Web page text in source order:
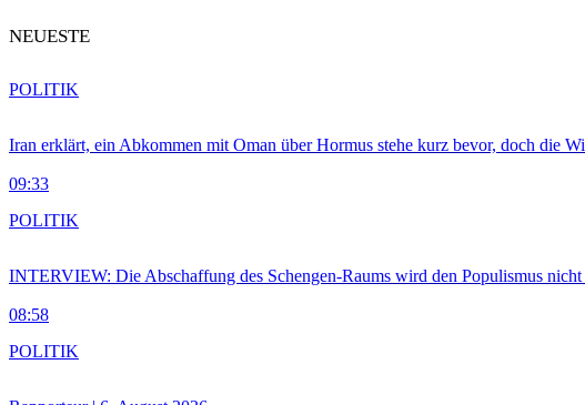
NEUESTE
Iran erklärt, ein Abkommen mit Oman über Hormus stehe kurz bevor, doch die
09:33
POLITIK
INTERVIEW: Die Abschaffung des Schengen-Raums wird den Populismus
08:58
POLITIK
POLITIK